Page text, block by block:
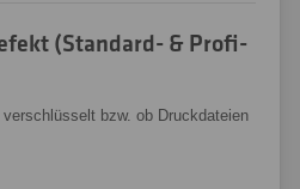
(Standard- & Profi-
bzw. ob Druckdateien